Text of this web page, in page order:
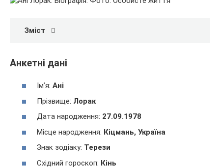
Зміст
Анкетні дані
Ім’я: Ані
Прізвище: Лорак
Дата народження: 27.09.1978
Місце народження: Кіцмань, Україна
Знак зодіаку: Терези
Східний гороскоп: Кінь